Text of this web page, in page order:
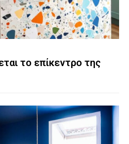
το επίκεντρο της